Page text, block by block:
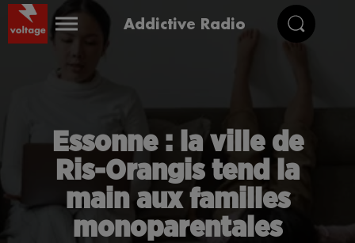
Addictive Radio
Essonne : la ville de
Ris-Orangis tend la
main aux familles
monoparentales